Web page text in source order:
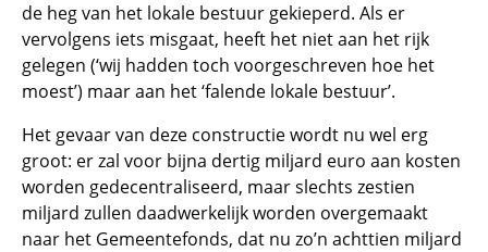
de heg van het lokale bestuur gekieperd. Als er
vervolgens iets misgaat, heeft het niet aan het rijk
gelegen (‘wij hadden toch voorgeschreven hoe het
moest’) maar aan het ‘falende lokale bestuur’.
Het gevaar van deze constructie wordt nu wel erg
groot: er zal voor bijna dertig miljard euro aan kosten
worden gedecentraliseerd, maar slechts zestien
miljard zullen daadwerkelijk worden overgemaakt
naar het Gemeentefonds, dat nu zo’n achttien miljard